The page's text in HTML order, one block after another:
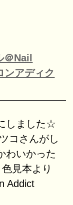
Nail
アディク
しました☆
コさんがし
わいかった
見本より
Addict